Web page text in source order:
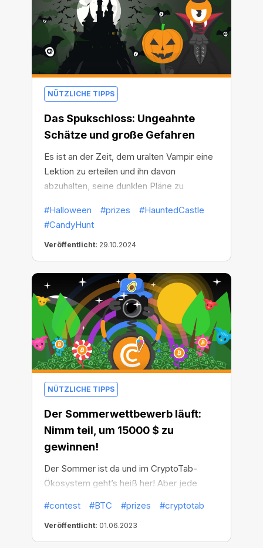
NÜTZLICHE TIPPS
Das Spukschloss: Ungeahnte
Schätze und große Gefahren
Es ist an der Zeit, dem uralten Vampir eine
Lektion zu erteilen und ihn davon
abzuhalten, seine dunklen Pläne zu
Es ist Halloween-Zeit, denn CryptoBot hat
bereits die Schutzzauber gebrochen, die
die Türen des dunklen Schlosses
geschlossen halten. Die Jagd auf die
Süßigkeiten kann beginnen!
#Halloween #prizes
#HauntedCastle
#CandyHunt
Veröffentlicht: 29.10.2024
NÜTZLICHE TIPPS
Der Sommerwettbewerb läuft:
Nimm teil, um 15000 $ zu
gewinnen!
Der Sommer ist da und im CryptoTab-
Ökosystem geht’s heiß her! Aber jede
bestimmten Stimmung – also keine Zeit
verschwenden! Es wird Zeit für den
Sommerwettbewerb!
#contest #BTC #prizes #cryptotab
Veröffentlicht: 01.06.2023